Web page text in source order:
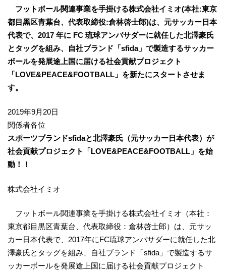
フットボール関連事業を⼿掛ける株式会社イミオ(本社:東京
都目⿊区青葉台、代表取締役:倉林啓⼠郎)は、元サッカー日本
代表で、2017 年に FC 琉球アンバサダーに就任した北澤豪氏
とタッグを組み、⾃社ブランド「sfida」で製造するサッカー
ボールを発展途上国に届ける社会貢献プロジェクト
「LOVE&PEACE&FOOTBALL」を新たにスタートさせま
す。
2019年9月20日
関係者各位
スポーツブランドsfidaと北澤豪氏 （元サッカー日本代表） が
社会貢献プロジェクト「LOVE&PEACE&FOOTBALL 」を始
動！！
株式会社イミオ
フットボール関連事業を手掛ける株式会社イミオ（本社：
東京都目黒区青葉台、代表取締役：倉林啓士郎）は、元サッ
カー日本代表で、2017年にFC琉球アンバサダーに就任した北
澤豪氏とタッグを組み、自社ブランド「sfida」で製造するサ
ッカーボールを発展途上国に届ける社会貢献プロジェクト